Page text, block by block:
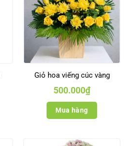
Giỏ hoa viếng cúc vàng
500.000₫
Mua hàng